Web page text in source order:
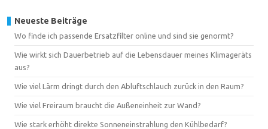
Neueste Beiträge
Wo finde ich passende Ersatzfilter online und sind sie genormt?
Wie wirkt sich Dauerbetrieb auf die Lebensdauer meines Klimageräts
aus?
Wie viel Lärm dringt durch den Abluftschlauch zurück in den Raum?
Wie viel Freiraum braucht die Außeneinheit zur Wand?
Wie stark erhöht direkte Sonneneinstrahlung den Kühlbedarf?